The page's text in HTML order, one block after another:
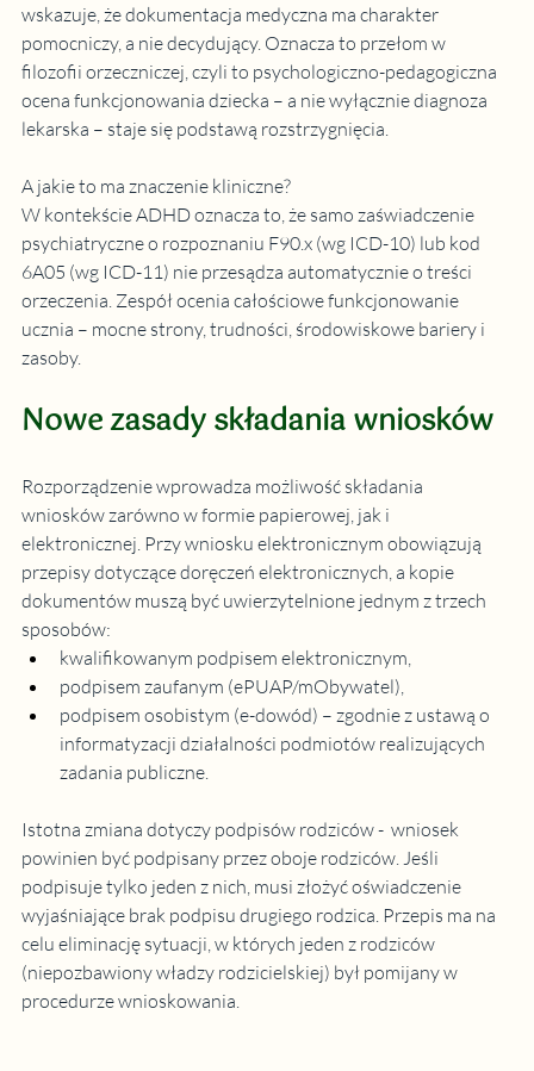
wskazuje, że dokumentacja medyczna ma charakter
pomocniczy, a nie decydujący. Oznacza to przełom w
filozofii orzeczniczej, czyli to psychologiczno-pedagogiczna
ocena funkcjonowania dziecka – a nie wyłącznie diagnoza
lekarska – staje się podstawą rozstrzygnięcia.
A jakie to ma znaczenie kliniczne?
W kontekście ADHD oznacza to, że samo zaświadczenie
psychiatryczne o rozpoznaniu F90.x (wg ICD-10) lub kod
6A05 (wg ICD-11) nie przesądza automatycznie o treści
orzeczenia. Zespół ocenia całościowe funkcjonowanie
ucznia – mocne strony, trudności, środowiskowe bariery i
zasoby.
Nowe zasady składania wniosków
Rozporządzenie wprowadza możliwość składania
wniosków zarówno w formie papierowej, jak i
elektronicznej. Przy wniosku elektronicznym obowiązują
przepisy dotyczące doręczeń elektronicznych, a kopie
dokumentów muszą być uwierzytelnione jednym z trzech
sposobów:
kwalifikowanym podpisem elektronicznym,
podpisem zaufanym (ePUAP/mObywatel),
podpisem osobistym (e-dowód) – zgodnie z ustawą o
informatyzacji działalności podmiotów realizujących
zadania publiczne.
Istotna zmiana dotyczy podpisów rodziców -  wniosek
powinien być podpisany przez oboje rodziców. Jeśli
podpisuje tylko jeden z nich, musi złożyć oświadczenie
wyjaśniające brak podpisu drugiego rodzica. Przepis ma na
celu eliminację sytuacji, w których jeden z rodziców
(niepozbawiony władzy rodzicielskiej) był pomijany w
procedurze wnioskowania.